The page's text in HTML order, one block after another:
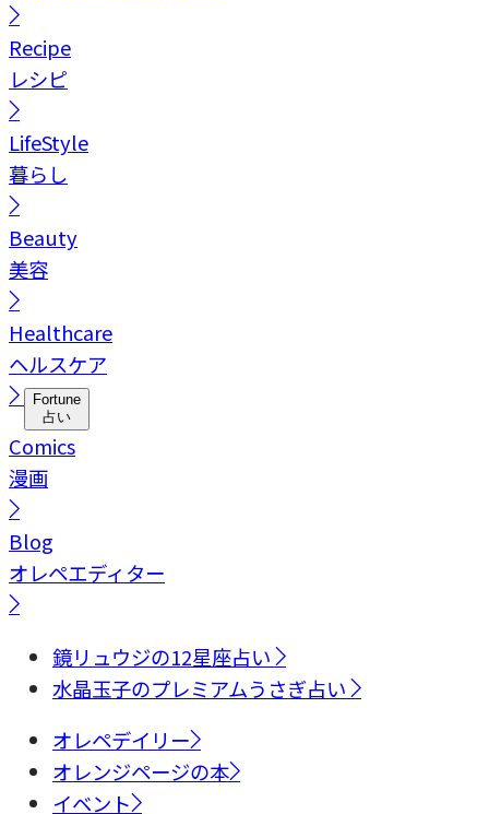
Recipe
レシピ
LifeStyle
暮らし
Beauty
美容
Healthcare
ヘルスケア
Fortune
占い
Comics
漫画
Blog
オレペエディター
鏡リュウジの12星座占い
水晶玉子のプレミアムうさぎ占い
オレペデイリー
オレンジページの本
イベント